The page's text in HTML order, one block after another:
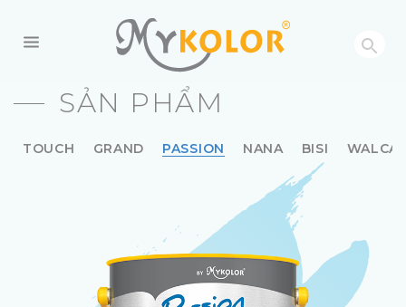
MYKOLOR
SẢN PHẨM
TOUCH GRAND PASSION NANA BISI